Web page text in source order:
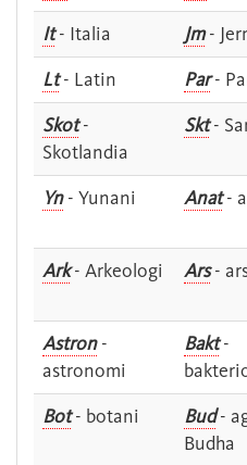
It- Italia Jm-
Lt- Latin Par-
Skot-
Skotlandia
Skt-
Yn- Yunani Anat-
Ark- Arkeologi Ars-
Astron-
astronomi
Bakt-
Bot- botani Bud-
Budha